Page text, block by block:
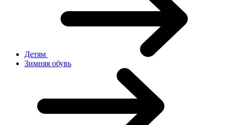
Детям
Зимняя обувь